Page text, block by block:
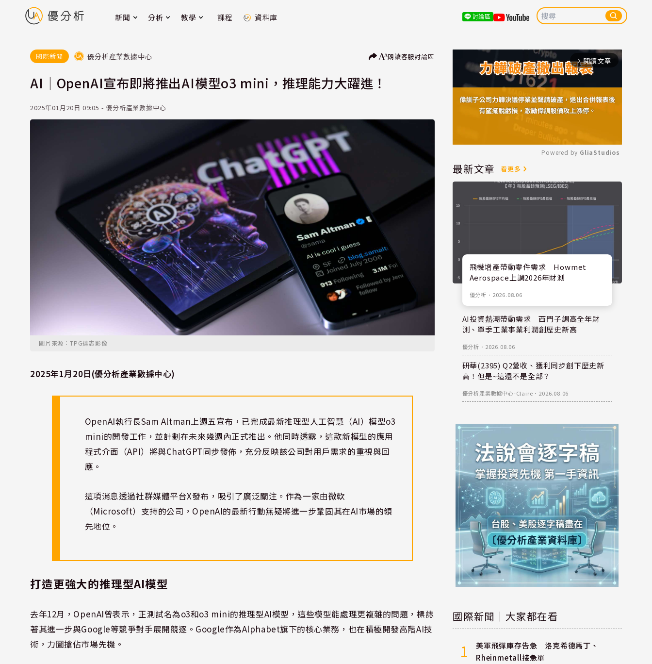
新聞 分析 教學 課程 資料庫 討論區
國際新聞 優分析產業數據中心 朗讀客服討論區
AI｜OpenAI宣布即將推出AI模型o3 mini，推理能力大躍進！
2025年01月20日 09:05 - 優分析產業數據中心
圖片來源：TPG達志影像
2025年1月20日(優分析產業數據中心)
OpenAI執行長Sam Altman上週五宣布，已完成最新推理型人工智慧（AI）模型o3
mini的開發工作，並計劃在未來幾週內正式推出。他同時透露，這款新模型的應用
程式介面（API）將與ChatGPT同步發佈，充分反映該公司對用戶需求的重視與回
應。
這項消息透過社群媒體平台X發布，吸引了廣泛關注。作為一家由微軟
（Microsoft）支持的公司，OpenAI的最新行動無疑將進一步鞏固其在AI市場的領
先地位。
打造更強大的推理型AI模型
去年12月，OpenAI曾表示，正測試名為o3和o3 mini的推理型AI模型，這些模型能處理更複雜的問題，標誌
著其進一步與Google等競爭對手展開競逐。Google作為Alphabet旗下的核心業務，也在積極開發高階AI技
術，力圖搶佔市場先機。
arrow_forward_ios 閱讀文章
Mute
Powered by GliaStudios
最新文章 看更多
飛機增產帶動零件需求 Howmet
Aerospace上調2026年財測
優分析 ． 2026.08.06
AI投資熱潮帶動需求 西門子調高全年財
測、單季工業事業利潤創歷史新高
優分析 ． 2026.08.06
研華(2395) Q2營收、獲利同步創下歷史新
高！但是~這還不是全部？
優分析產業數據中心-Claire ． 2026.08.06
國際新聞｜大家都在看
1
美軍飛彈庫存告急 洛克希德馬丁、
Rheinmetall接急單